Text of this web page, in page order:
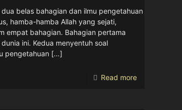
bahagian dan ilmu pengetahuan batin
Allah yang sejati, menurut kadar
pertama melibatkan peraturan
pengertian atau maksud dalaman serta
Read more